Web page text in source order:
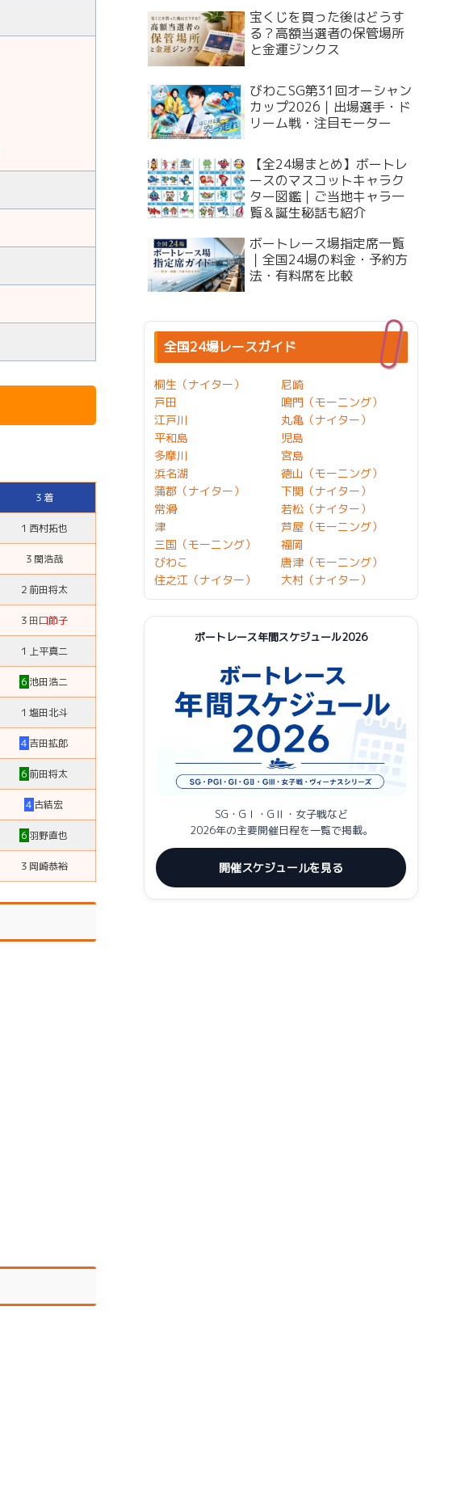
３着
１ 西村拓也
３ 関浩哉
２ 前田将太
３ 田口節子
１ 上平真二
６ 池田浩二
１ 塩田北斗
４ 吉田拡郎
６ 前田将太
４ 古結宏
６ 羽野直也
３ 岡崎恭裕
宝くじを買った後はどうす
る？高額当選者の保管場所
と金運ジンクス
びわこSG第31回オーシャン
カップ2026｜出場選手・ド
リーム戦・注目モーター
【全24場まとめ】ボートレ
ースのマスコットキャラク
ター図鑑｜ご当地キャラ一
覧＆誕生秘話も紹介
ボートレース場指定席一覧
｜全国24場の料金・予約方
法・有料席を比較
全国24場レースガイド
桐生（ナイター）
戸田
江戸川
平和島
多摩川
浜名湖
蒲郡（ナイター）
常滑
津
三国（モーニング）
びわこ
住之江（ナイター）
尼崎
鳴門（モーニング）
丸亀（ナイター）
児島
宮島
徳山（モーニング）
下関（ナイター）
若松（ナイター）
芦屋（モーニング）
福岡
唐津（モーニング）
大村（ナイター）
ボートレース年間スケジュール2026
SG・GⅠ・GⅡ・女子戦など
2026年の主要開催日程を一覧で掲載。
開催スケジュールを見る